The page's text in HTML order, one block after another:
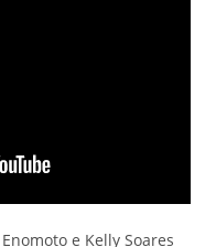
e Kelly Soares